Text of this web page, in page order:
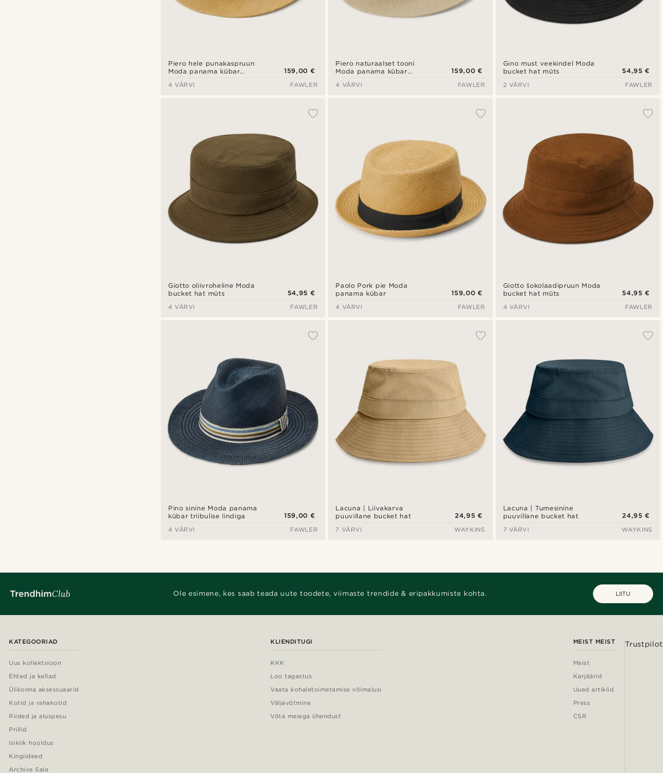
Piero hele punakaspruun
Moda panama kübar
159,00 €
4 VÄRVI
FAWLER
Piero naturaalset tooni
Moda panama kübar
159,00 €
4 VÄRVI
FAWLER
Gino must veekindel Moda
bucket hat müts
54,95 €
2 VÄRVI
FAWLER
Giotto oliivroheline Moda
bucket hat müts
54,95 €
4 VÄRVI
FAWLER
Paolo Pork pie Moda
panama kübar
159,00 €
4 VÄRVI
FAWLER
Giotto šokolaadipruun Moda
bucket hat müts
54,95 €
4 VÄRVI
FAWLER
Pino sinine Moda panama
kübar triibulise lindiga
159,00 €
4 VÄRVI
FAWLER
Lacuna | Liivakarva
puuvillane bucket hat
24,95 €
7 VÄRVI
WAYKINS
Lacuna | Tumesinine
puuvillane bucket hat
24,95 €
7 VÄRVI
WAYKINS
Ole esimene, kes saab teada uute toodete, viimaste trendide & eripakkumiste kohta. LIITU
KATEGOORIAD
Uus kollektsioon
Ehted ja kellad
Ülikonna aksessuaarid
Kotid ja rahakotid
Riided ja aluspesu
Prillid
Isiklik hooldus
Kingiideed
Archive Sale
KLIENDITUGI
KKK
Loo tagastus
Vaata kohaletoimetamise võimalusi
Väljavõtmine
Võta meiega ühendust
MEIST MEIST
Meist
Karjäärid
Uued artiklid
Press
CSR
Trustpilot